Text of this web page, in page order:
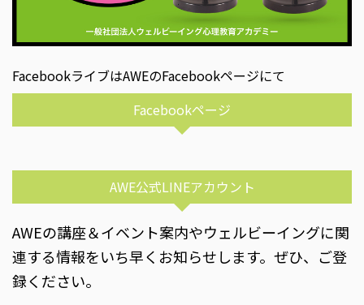
FacebookライブはAWEのFacebookページにて
Facebookページ
AWE公式LINEアカウント
AWEの講座＆イベント案内やウェルビーイングに関
連する情報をいち早くお知らせします。ぜひ、ご登
録ください。